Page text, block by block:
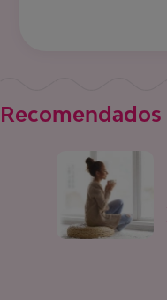
Recomendados